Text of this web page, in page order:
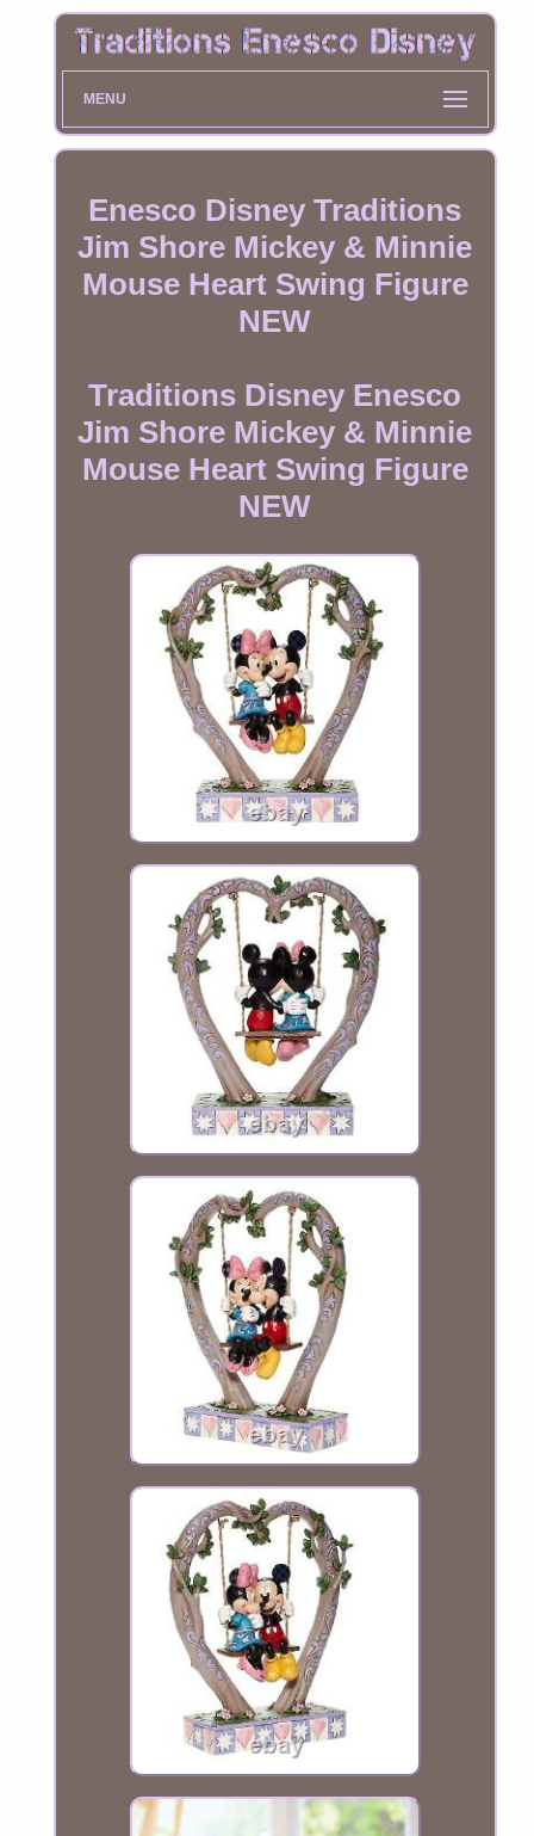
MENU
Enesco Disney Traditions
Jim Shore Mickey & Minnie
Mouse Heart Swing Figure
NEW
Traditions Disney Enesco
Jim Shore Mickey & Minnie
Mouse Heart Swing Figure
NEW